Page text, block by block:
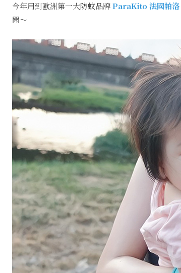
今年用到歐洲第一大防蚊品牌ParaKito 法國帕洛
聞～